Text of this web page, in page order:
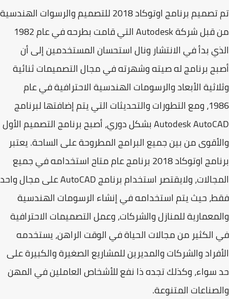
تصميمبرنامج اوتوكاد 2018
للتصميم والرسوات الهندسية
قبل شركةAutodesk
التي قامت بطرحه في عام 1982
بدأ في الانتشار ونال استحسان المستخدمين إلى أن
برنامج له صيته وشهرته في مجالالتصميمات ثنائية
الأبعادوالرسومات الهندسيةالاحترافية في عام
يتم إضافتها لبرنامج
Autodeskبشكل دوري، أصبح برنامج التصميم الأول
من بين جميع البرامج المطروحة على الساحة. يعتبر
اوتوكاد 2018
برنامج عام متاح استخدامه في جميع
ولايقتصر استخدامبرنامج AutoCAD
على مجال واحد
حيث يتم استخدامه فيإنشاء الرسومات الهندسية
للمنازل والشركات، وعمل التصميمات الاحترافية
من مجالات الحياة في الوقت الراهن، يستخدمه
والشركات والمديرين للمشاريع الصغيرة والكبيرة على
وكذلك تجده ذا نفع للأشخاص العاملين في المهن
المتنوعة.